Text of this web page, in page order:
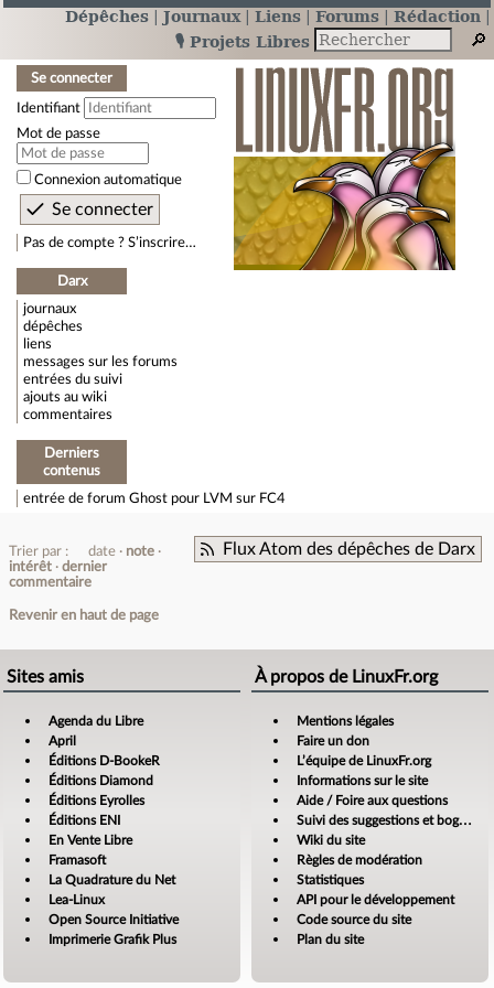
Dépêches Journaux Liens Forums
Rédaction
🎙️ Projets Libres
Se connecter
Identifiant
Mot de passe
Connexion automatique
Pas de compte ? S’inscrire…
Darx
journaux
dépêches
liens
messages sur les forums
entrées du suivi
ajouts au wiki
commentaires
Derniers
contenus
entrée de forum Ghost pour LVM sur FC4
Flux Atom des dépêches de Darx
Trier par : date
note
intérêt
dernier
commentaire
Revenir en haut de page
Sites amis
Agenda du Libre
April
Éditions D-BookeR
Éditions Diamond
Éditions Eyrolles
Éditions ENI
En Vente Libre
Framasoft
La Quadrature du Net
Lea-Linux
Open Source Initiative
Imprimerie Grafik Plus
À propos de LinuxFr.org
Mentions légales
Faire un don
L’équipe de LinuxFr.org
Informations sur le site
Aide / Foire aux questions
Suivi des suggestions et bogues
Wiki du site
Règles de modération
Statistiques
API pour le développement
Code source du site
Plan du site